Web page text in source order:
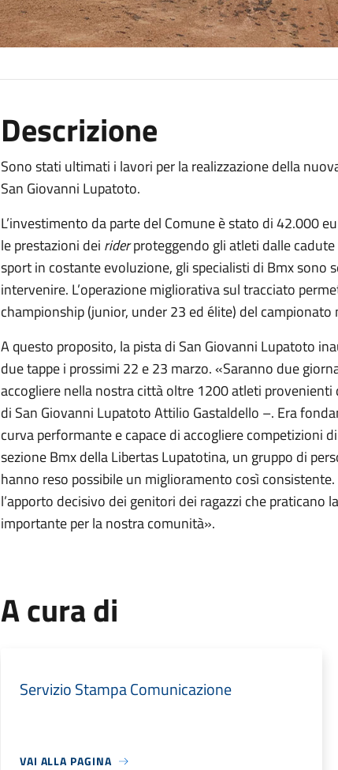
Descrizione
Sono stati ultimati i lavori per la realizzazione della
San Giovanni Lupatoto.
L’investimento da parte del Comune è stato di 42.000
le prestazioni dei riderproteggendo gli atleti dalle
sport in costante evoluzione, gli specialisti di Bmx sono
intervenire. L’operazione migliorativa sul tracciato
championship (junior, under 23 ed élite) del
A questo proposito, la pista di San Giovanni Lupatoto
due tappe i prossimi 22 e 23 marzo. «Saranno due
accogliere nella nostra città oltre 1200 atleti provenienti
di San Giovanni Lupatoto Attilio Gastaldello –. Era
curva performante e capace di accogliere competizioni
sezione Bmx della Libertas Lupatotina, un gruppo di
hanno reso possibile un miglioramento così
l’apporto decisivo dei genitori dei ragazzi che praticano
importante per la nostra comunità».
A cura di
Servizio Stampa Comunicazione
VAI ALLA PAGINA